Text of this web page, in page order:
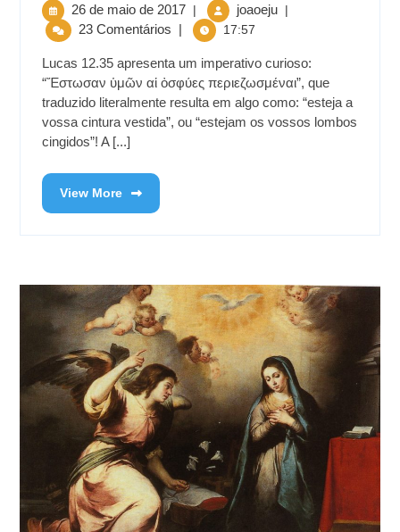
26 de maio de 2017 | joaoeju |
23 Comentários | 17:57
Lucas 12.35 apresenta um imperativo curioso:
“Ἔστωσαν ὑμῶν αἱ ὀσφύες περιεζωσμέναι”, que
traduzido literalmente resulta em algo como: “esteja a
vossa cintura vestida”, ou “estejam os vossos lombos
cingidos”! A [...]
View More